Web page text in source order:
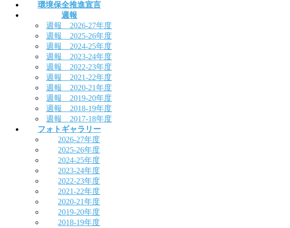
環境保全推進宣言
週報
週報 2026-27年度
週報 2025-26年度
週報 2024-25年度
週報 2023-24年度
週報 2022-23年度
週報 2021-22年度
週報 2020-21年度
週報 2019-20年度
週報 2018-19年度
週報 2017-18年度
フォトギャラリー
2026-27年度
2025-26年度
2024-25年度
2023-24年度
2022-23年度
2021-22年度
2020-21年度
2019-20年度
2018-19年度